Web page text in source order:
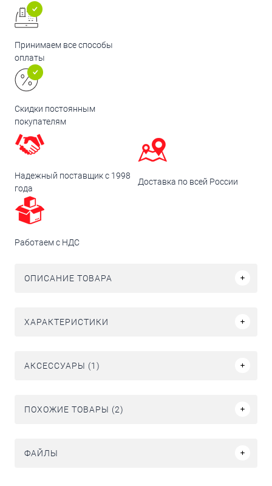
Принимаем все способы
оплаты
Скидки постоянным
покупателям
Надежный поставщик с 1998
года
Доставка по всей России
Работаем с НДС
ОПИСАНИЕ ТОВАРА
ХАРАКТЕРИСТИКИ
АКСЕССУАРЫ (1)
ПОХОЖИЕ ТОВАРЫ (2)
ФАЙЛЫ